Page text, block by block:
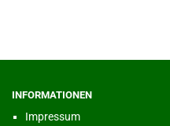
INFORMATIONEN
Impressum